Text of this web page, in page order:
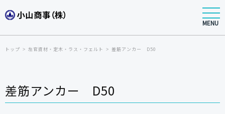
MENU
トップ 左官資材・定木・ラス・フェルト 差筋アンカー D50
差筋アンカー D50